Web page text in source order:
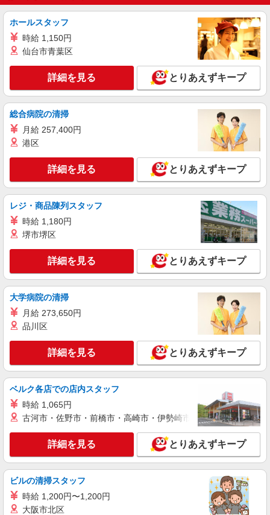
アルバイト パート
ケンタッキーフライドチキン 大森西口店
カウンター・キッチンスタッフ ＜優先募集日
時＞平日（月〜金） 17:00〜21:00
時給1300円 土日祝祭日時給1350円
東京都大田区山王2-2-12
詳細を見る
アルバイト パート
ケンタッキーフライドチキン 蒲田店
カウンター・キッチンスタッフ ＜優先募集日
時＞平日（月〜金） 9:00〜14:00
時給1350円
東京都大田区西蒲田7-67-5
キープ 詳細を見る
アルバイト パート
ケンタッキーフライドチキン 御嶽山店
カウンター・キッチンスタッフ ＜優先募集日
時＞土日祝 フルタイム
キープ 詳細を見る
アルバイト パート
ケンタッキーフライドチキン 雑色駅前店
カウンター・キッチンスタッフ ＜優先募集日
時給1350円
東京都大田区仲六郷2－42－17
キープ 詳細を見る
アルバイト パート
ケンタッキーフライドチキン 御嶽山店
ホールスタッフ
時給 1,150円
仙台市青葉区
詳細を見る とりあえずキープ
総合病院の清掃
月給 257,400円
港区
詳細を見る とりあえずキープ
レジ・商品陳列スタッフ
時給 1,180円
堺市堺区
詳細を見る とりあえずキープ
大学病院の清掃
月給 273,650円
品川区
詳細を見る とりあえずキープ
ベルク各店での店内スタッフ
時給 1,065円
古河市・佐野市・前橋市・高崎市・伊勢崎市・太田市・館林市
詳細を見る とりあえずキープ
ビルの清掃スタッフ
時給 1,200円〜1,200円
大阪市北区